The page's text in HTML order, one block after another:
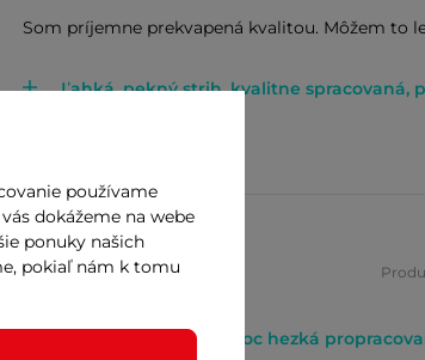
Som príjemne prekvapená kvalitou. Môžem to
Ľahká, pekný strih, kvalitne spracovaná,
ZH Zlata Hanáková
Velikost odpovídá, moc hezká
používame
dokážeme na webe
ponuky našich
pokiaľ nám k tomu